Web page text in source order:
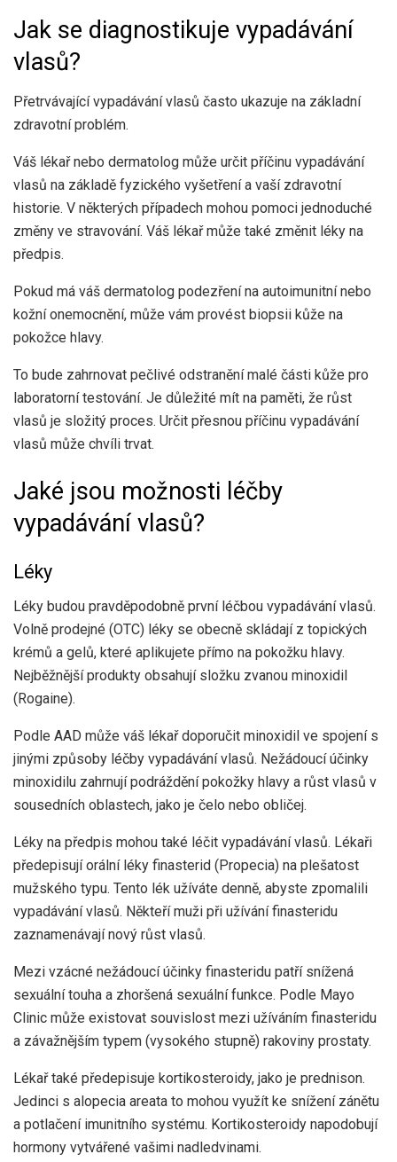
Jak se diagnostikuje vypadávání
vlasů?
Přetrvávající vypadávání vlasů často ukazuje na základní
zdravotní problém.
Váš lékař nebo dermatolog může určit příčinu vypadávání
vlasů na základě fyzického vyšetření a vaší zdravotní
historie. V některých případech mohou pomoci jednoduché
změny ve stravování. Váš lékař může také změnit léky na
předpis.
Pokud má váš dermatolog podezření na autoimunitní nebo
kožní onemocnění, může vám provést biopsii kůže na
pokožce hlavy.
To bude zahrnovat pečlivé odstranění malé části kůže pro
laboratorní testování. Je důležité mít na paměti, že růst
vlasů je složitý proces. Určit přesnou příčinu vypadávání
vlasů může chvíli trvat.
Jaké jsou možnosti léčby
vypadávání vlasů?
Léky
Léky budou pravděpodobně první léčbou vypadávání vlasů.
Volně prodejné (OTC) léky se obecně skládají z topických
krémů a gelů, které aplikujete přímo na pokožku hlavy.
Nejběžnější produkty obsahují složku zvanou minoxidil
(Rogaine).
Podle AAD může váš lékař doporučit minoxidil ve spojení s
jinými způsoby léčby vypadávání vlasů. Nežádoucí účinky
minoxidilu zahrnují podráždění pokožky hlavy a růst vlasů v
sousedních oblastech, jako je čelo nebo obličej.
Léky na předpis mohou také léčit vypadávání vlasů. Lékaři
předepisují orální léky finasterid (Propecia) na plešatost
mužského typu. Tento lék užíváte denně, abyste zpomalili
vypadávání vlasů. Někteří muži při užívání finasteridu
zaznamenávají nový růst vlasů.
Mezi vzácné nežádoucí účinky finasteridu patří snížená
sexuální touha a zhoršená sexuální funkce. Podle Mayo
Clinic může existovat souvislost mezi užíváním finasteridu
a závažnějším typem (vysokého stupně) rakoviny prostaty.
Lékař také předepisuje kortikosteroidy, jako je prednison.
Jedinci s alopecia areata to mohou využít ke snížení zánětu
a potlačení imunitního systému. Kortikosteroidy napodobují
hormony vytvářené vašimi nadledvinami.